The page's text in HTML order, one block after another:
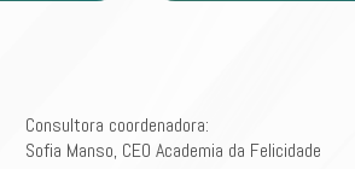
Consultora coordenadora:
Sofia Manso, CEO Academia da Felicidade